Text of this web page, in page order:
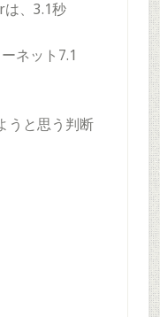
、3.1秒
ネット7.1
うと思う判断